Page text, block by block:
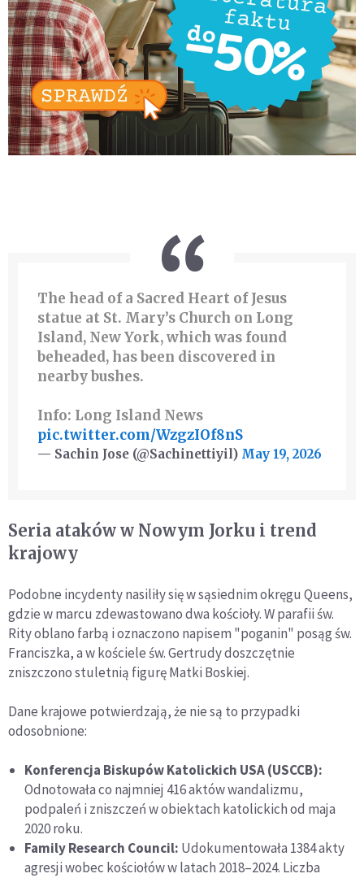
The head of a Sacred Heart of Jesus
statue at St. Mary’s Church on Long
Island, New York, which was found
beheaded, has been discovered in
nearby bushes.
Info: Long Island News
pic.twitter.com/WzgzIOf8nS
— Sachin Jose (@Sachinettiyil) May 19, 2026
Seria ataków w Nowym Jorku i trend
krajowy
Podobne incydenty nasiliły się w sąsiednim okręgu Queens,
gdzie w marcu zdewastowano dwa kościoły. W parafii św.
Rity oblano farbą i oznaczono napisem "poganin" posąg św.
Franciszka, a w kościele św. Gertrudy doszczętnie
zniszczono stuletnią figurę Matki Boskiej.
Dane krajowe potwierdzają, że nie są to przypadki
odosobnione:
Konferencja Biskupów Katolickich USA (USCCB):
Odnotowała co najmniej 416 aktów wandalizmu,
podpaleń i zniszczeń w obiektach katolickich od maja
2020 roku.
Family Research Council: Udokumentowała 1384 akty
agresji wobec kościołów w latach 2018–2024. Liczba